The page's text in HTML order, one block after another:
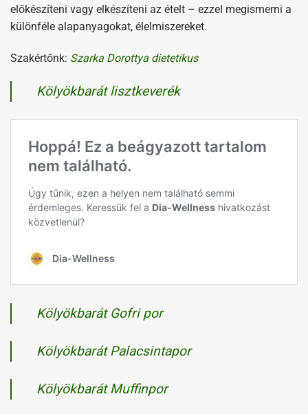
előkészíteni vagy elkészíteni az ételt – ezzel megismerni a
különféle alapanyagokat, élelmiszereket.
Szakértőnk: Szarka Dorottya dietetikus
Kölyökbarát lisztkeverék
Kölyökbarát Gofri por
Kölyökbarát Palacsintapor
Kölyökbarát Muffinpor